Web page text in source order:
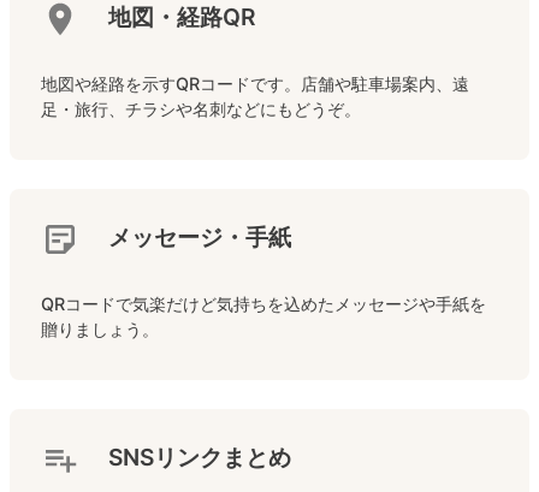
地図・経路QR
地図や経路を示すQRコードです。店舗や駐車場案内、遠
足・旅行、チラシや名刺などにもどうぞ。
メッセージ・手紙
QRコードで気楽だけど気持ちを込めたメッセージや手紙を
贈りましょう。
SNSリンクまとめ